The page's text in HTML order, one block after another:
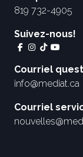
819 732-4905
Suivez-nous!
Courriel
info@mediat.ca
Courriel